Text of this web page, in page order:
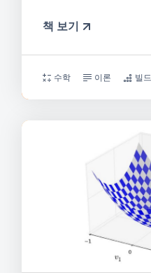
책 보기
수학 이론 빌드